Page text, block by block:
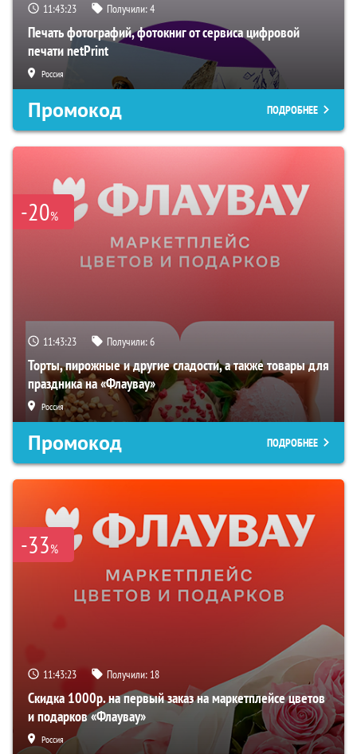
11:43:22 Получили:4
Печать фотографий, фотокниг от сервиса цифровой
печати netPrint
Россия
Промокод ПОДРОБНЕЕ
-20%
11:43:22 Получили:6
Торты, пирожные и другие сладости, а также товары для
праздника на «Флаувау»
Россия
Промокод ПОДРОБНЕЕ
-33%
11:43:22 Получили: 18
Скидка 1000р. на первый заказ на маркетплейсе цветов
и подарков «Флаувау»
Россия